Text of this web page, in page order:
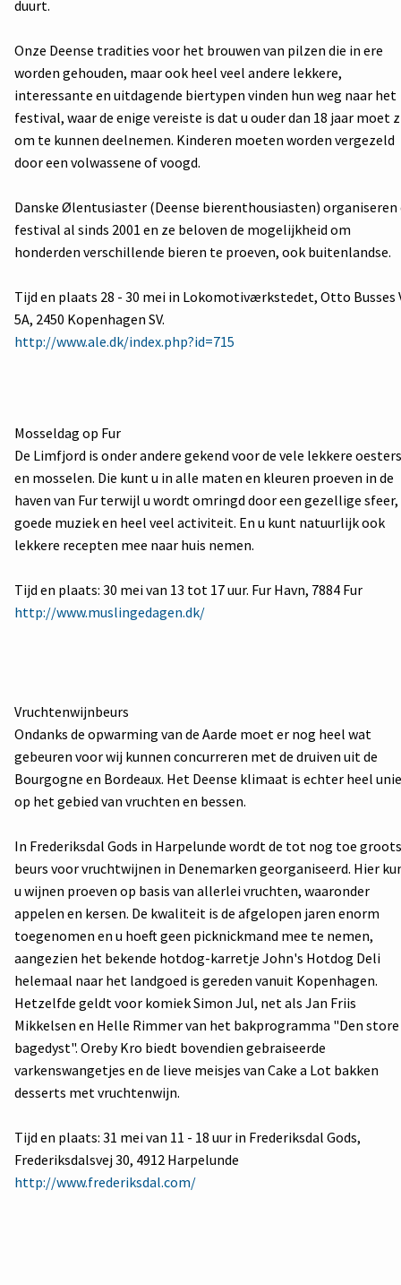
duurt.
Onze Deense tradities voor het brouwen van pilzen die in ere
worden gehouden, maar ook heel veel andere lekkere,
interessante en uitdagende biertypen vinden hun weg naar het
festival, waar de enige vereiste is dat u ouder dan 18 jaar moet
om te kunnen deelnemen. Kinderen moeten worden vergezeld
door een volwassene of voogd.
Danske Ølentusiaster (Deense bierenthousiasten)
festival al sinds 2001 en ze beloven de mogelijkheid om
honderden verschillende bieren te proeven, ook buitenlandse.
Tijd en plaats 28 - 30 mei in Lokomotiværkstedet, Otto Busses
5A, 2450 Kopenhagen SV.
http://www.ale.dk/index.php?id=715
Mosseldag op Fur
De Limfjord is onder andere gekend voor de vele lekkere oesters
en mosselen. Die kunt u in alle maten en kleuren proeven in de
haven van Fur terwijl u wordt omringd door een gezellige sfeer,
goede muziek en heel veel activiteit. En u kunt natuurlijk ook
lekkere recepten mee naar huis nemen.
Tijd en plaats: 30 mei van 13 tot 17 uur. Fur Havn, 7884 Fur
http://www.muslingedagen.dk/
Vruchtenwijnbeurs
Ondanks de opwarming van de Aarde moet er nog heel wat
gebeuren voor wij kunnen concurreren met de druiven uit de
Bourgogne en Bordeaux. Het Deense klimaat is echter heel
op het gebied van vruchten en bessen.
In Frederiksdal Gods in Harpelunde wordt de tot nog toe
beurs voor vruchtwijnen in Denemarken georganiseerd. Hier
u wijnen proeven op basis van allerlei vruchten, waaronder
appelen en kersen. De kwaliteit is de afgelopen jaren enorm
toegenomen en u hoeft geen picknickmand mee te nemen,
aangezien het bekende hotdog-karretje John's Hotdog Deli
helemaal naar het landgoed is gereden vanuit Kopenhagen.
Hetzelfde geldt voor komiek Simon Jul, net als Jan Friis
Mikkelsen en Helle Rimmer van het bakprogramma "Den store
bagedyst". Oreby Kro biedt bovendien gebraiseerde
varkenswangetjes en de lieve meisjes van Cake a Lot bakken
desserts met vruchtenwijn.
Tijd en plaats: 31 mei van 11 - 18 uur in Frederiksdal Gods,
Frederiksdalsvej 30, 4912 Harpelunde
http://www.frederiksdal.com/